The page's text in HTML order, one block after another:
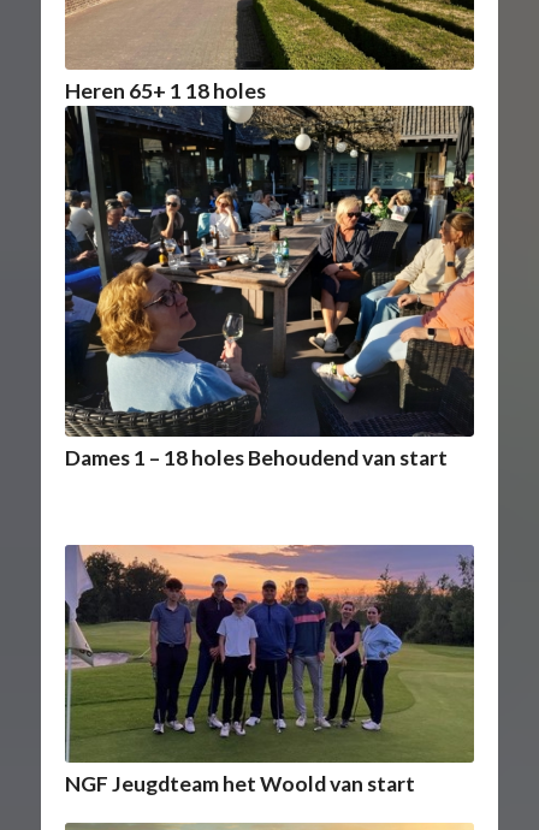
Heren 65+ 1 18 holes
Dames 1 – 18 holes Behoudend van start
NGF Jeugdteam het Woold van start